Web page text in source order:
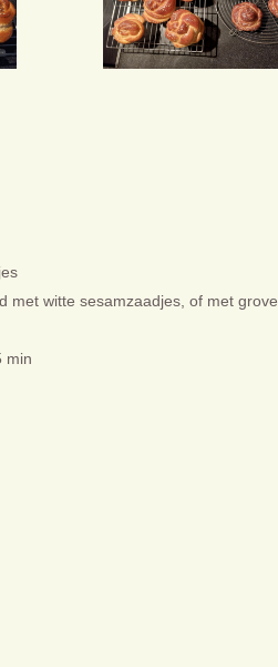
met witte sesamzaadjes, of met grove
min